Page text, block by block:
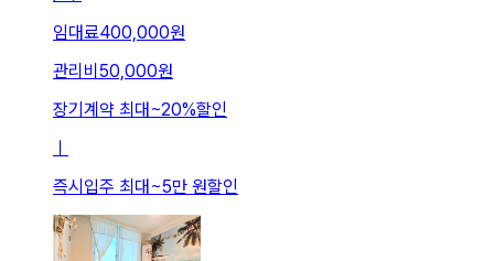
임대료400,000원
관리비 50,000원
장기계약 최대~20%할인
ㅣ
즉시입주 최대~5만 원할인